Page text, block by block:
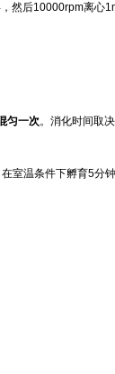
然后10000rpm离心
匀一次。消化时间取
室温条件下孵育5分钟